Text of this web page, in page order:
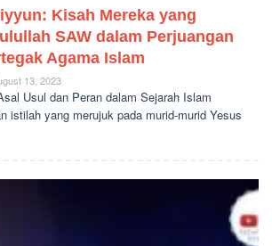
Kisah Mereka yang
SAW dalam Perjuangan
Agama Islam
13, 2023
Usul dan Peran dalam Sejarah Islam
istilah yang merujuk pada murid-murid Yesus